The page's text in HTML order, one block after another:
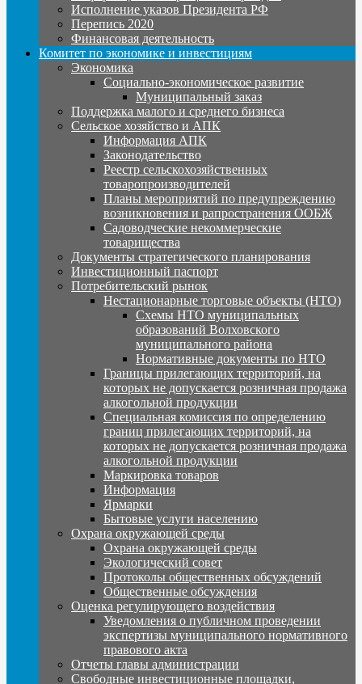
Исполнение указов Президента РФ
Перепись 2020
Финансовая деятельность
Комитет по экономике и инвестициям
Экономика
Социально-экономическое развитие
Муниципальный заказ
Поддержка малого и среднего бизнеса
Сельское хозяйство и АПК
Информация АПК
Законодательство
Реестр сельскохозяйственных
товаропроизводителей
Планы мероприятий по предупреждению
возникновения и рапространения ООБЖ
Садоводческие некоммерческие
товарищества
Документы стратегического планирования
Инвестиционный паспорт
Потребительский рынок
Нестационарные торговые объекты (НТО)
Схемы НТО муниципальных
образований Волховского
муниципального района
Нормативные документы по НТО
Границы прилегающих территорий, на
которых не допускается розничная продажа
алкогольной продукции
Специальная комиссия по определению
границ прилегающих территорий, на
которых не допускается розничная продажа
алкогольной продукции
Маркировка товаров
Информация
Ярмарки
Бытовые услуги населению
Охрана окружающей среды
Охрана окружающей среды
Экологический совет
Протоколы общественных обсуждений
Общественные обсуждения
Оценка регулирующего воздействия
Уведомления о публичном проведении
экспертизы муниципального нормативного
правового акта
Отчеты главы администрации
Свободные инвестиционные площадки,